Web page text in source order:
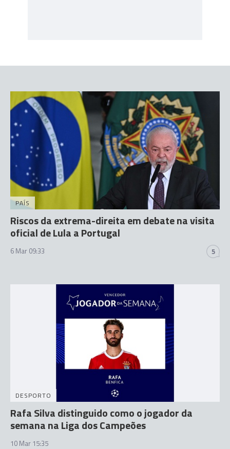
PAÍS
Riscos da extrema-direita em debate na visita
oficial de Lula a Portugal
6 Mar 09:33 5
DESPORTO
Rafa Silva distinguido como o jogador da
semana na Liga dos Campeões
10 Mar 15:35